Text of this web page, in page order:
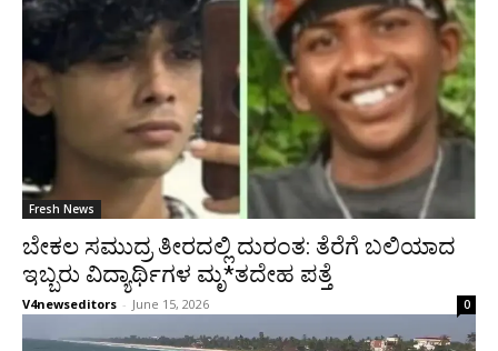
Fresh News
ಬೇಕಲ ಸಮುದ್ರ ತೀರದಲ್ಲಿ ದುರಂತ: ತೆರೆಗೆ ಬಲಿಯಾದ
ಇಬ್ಬರು ವಿದ್ಯಾರ್ಥಿಗಳ ಮೃ*ತದೇಹ ಪತ್ತೆ
V4newseditors - June 15, 2026 0